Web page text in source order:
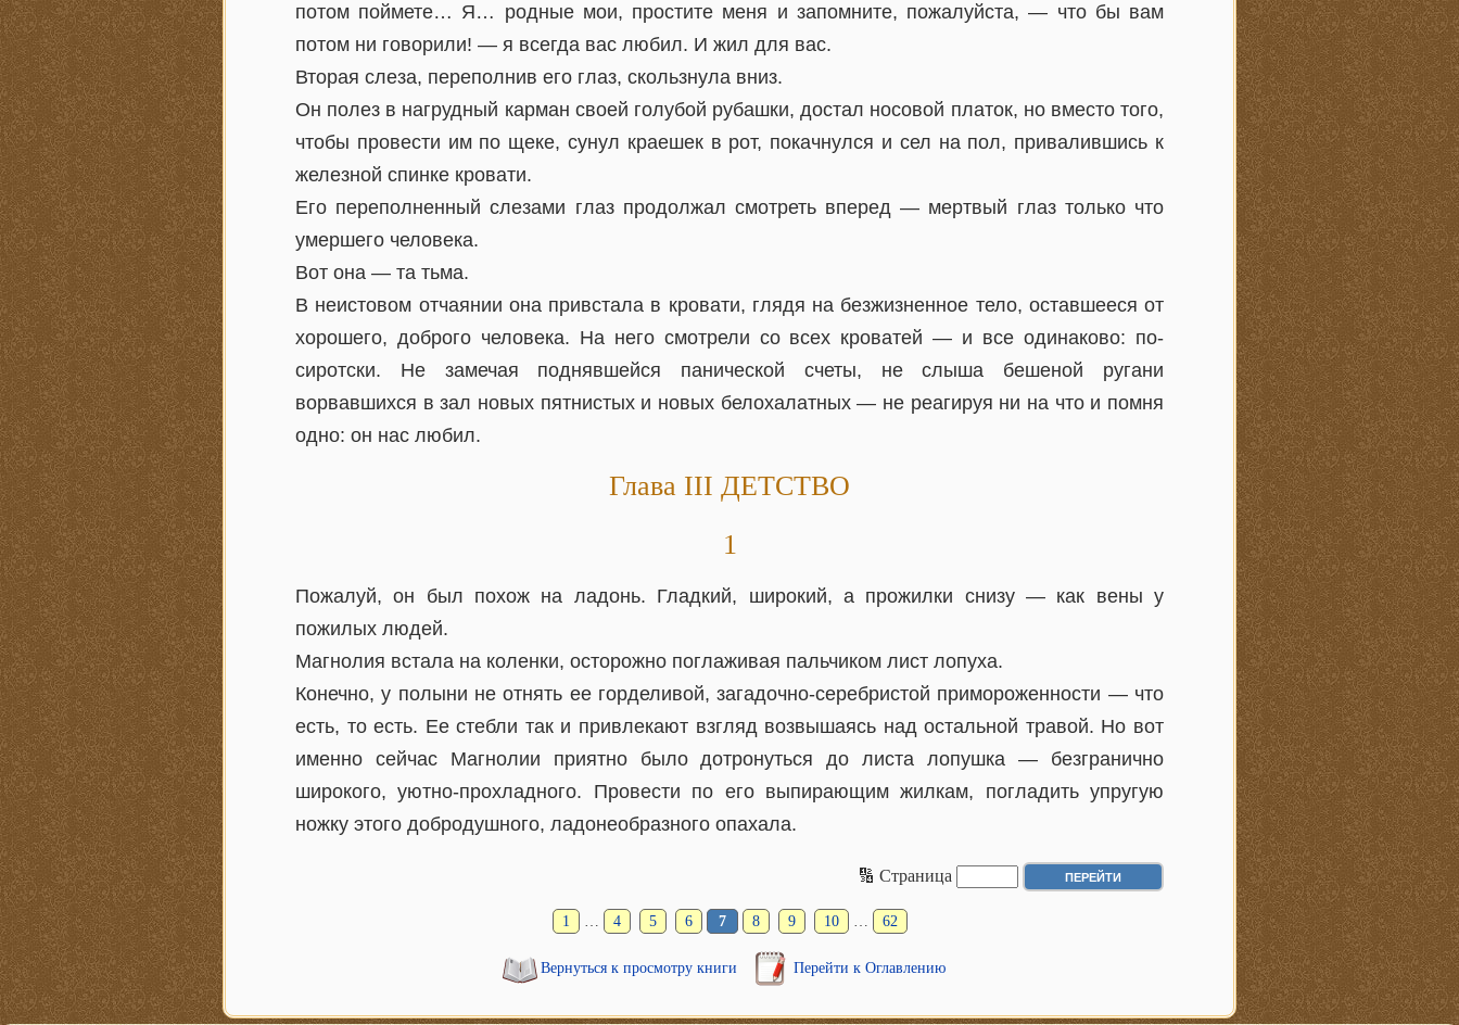
потом поймете… Я… родные мои, простите меня и запомните, пожалуйста, — что бы вам
потом ни говорили! — я всегда вас любил. И жил для вас.
Вторая слеза, переполнив его глаз, скользнула вниз.
Он полез в нагрудный карман своей голубой рубашки, достал носовой платок, но вместо того,
чтобы провести им по щеке, сунул краешек в рот, покачнулся и сел на пол, привалившись к
железной спинке кровати.
Его переполненный слезами глаз продолжал смотреть вперед — мертвый глаз только что
умершего человека.
Вот она — та тьма.
В неистовом отчаянии она привстала в кровати, глядя на безжизненное тело, оставшееся от
хорошего, доброго человека. На него смотрели со всех кроватей — и все одинаково: по-
сиротски. Не замечая поднявшейся панической счеты, не слыша бешеной ругани
ворвавшихся в зал новых пятнистых и новых белохалатных — не реагируя ни на что и помня
одно: он нас любил.
Глава III ДЕТСТВО
1
Пожалуй, он был похож на ладонь. Гладкий, широкий, а прожилки снизу — как вены у
пожилых людей.
Магнолия встала на коленки, осторожно поглаживая пальчиком лист лопуха.
Конечно, у полыни не отнять ее горделивой, загадочно-серебристой примороженности — что
есть, то есть. Ее стебли так и привлекают взгляд возвышаясь над остальной травой. Но вот
именно сейчас Магнолии приятно было дотронуться до листа лопушка — безгранично
широкого, уютно-прохладного. Провести по его выпирающим жилкам, погладить упругую
ножку этого добродушного, ладонеобразного опахала.
🔢 Страница
1 … 4 5 6 7 8 9 10 … 62
Вернуться к просмотру книги Перейти к Оглавлению